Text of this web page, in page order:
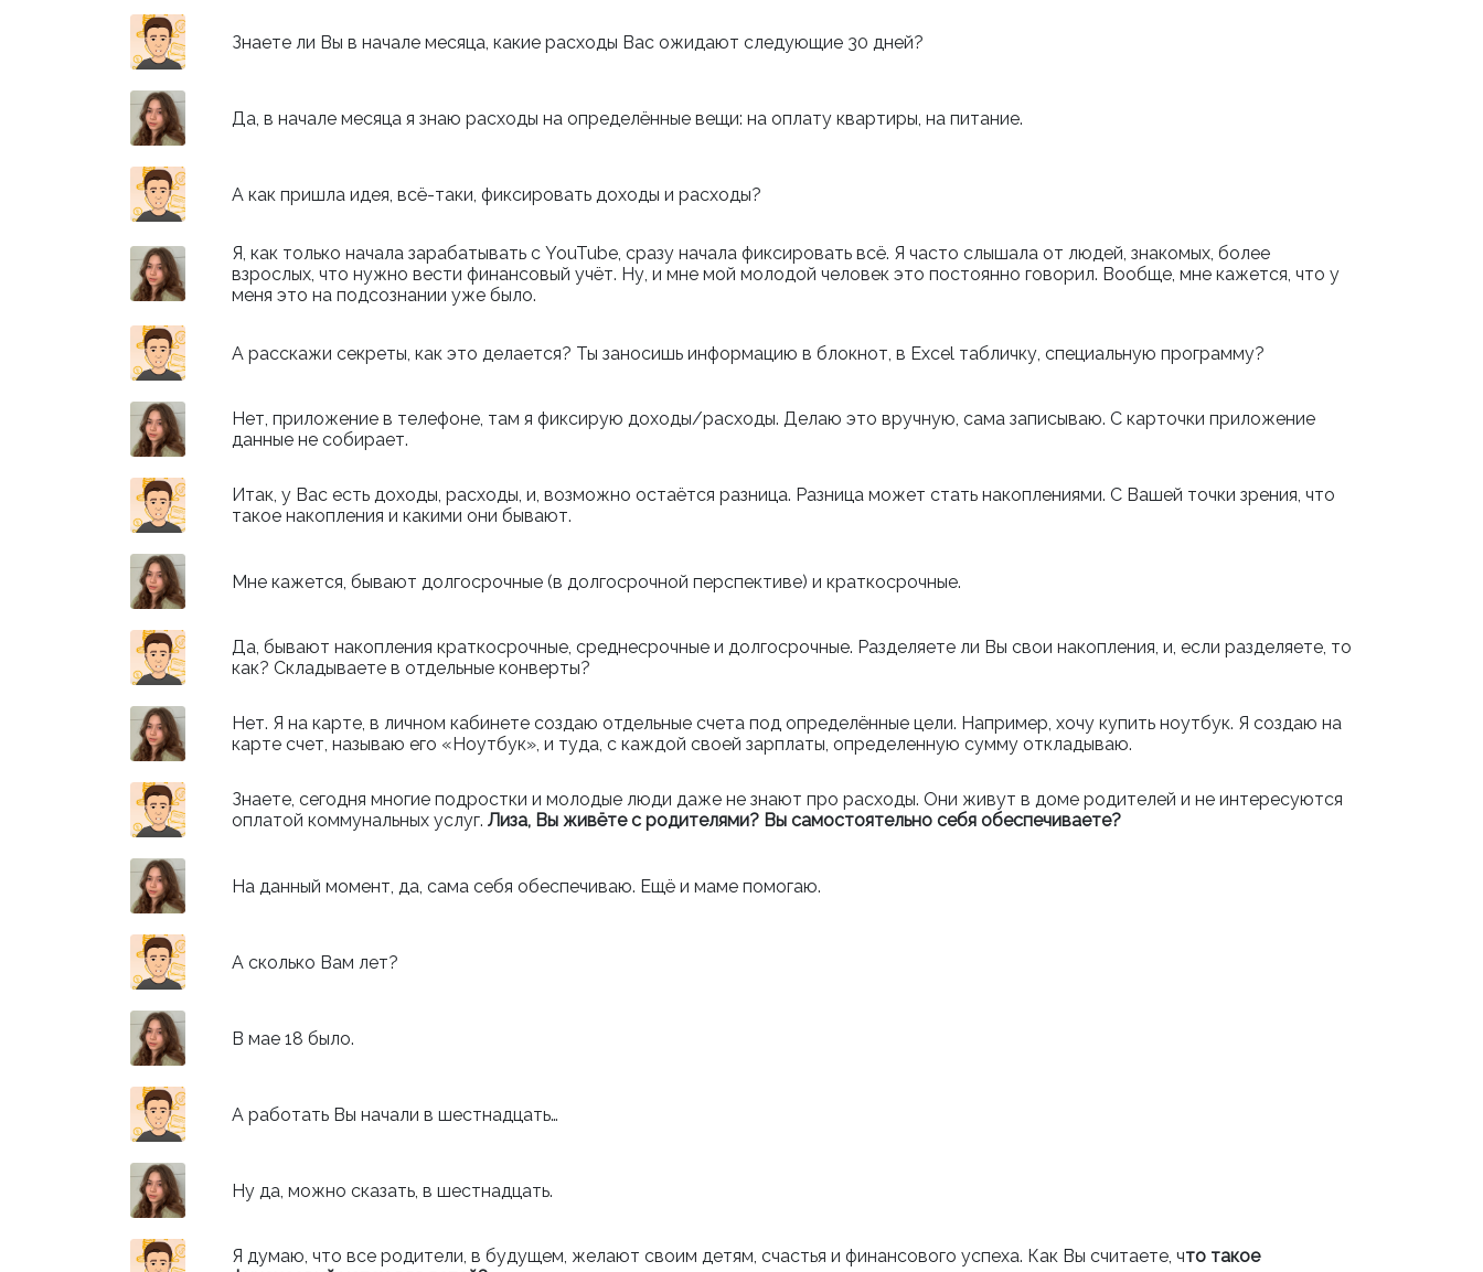
Знаете ли Вы в начале месяца, какие расходы Вас ожидают следующие 30 дней?
Да, в начале месяца я знаю расходы на определённые вещи: на оплату квартиры, на питание.
А как пришла идея, всё-таки, фиксировать доходы и расходы?
Я, как только начала зарабатывать с YouTube, сразу начала фиксировать всё. Я часто слышала от людей, знакомых, более
взрослых, что нужно вести финансовый учёт. Ну, и мне мой молодой человек это постоянно говорил. Вообще, мне кажется, что у
меня это на подсознании уже было.
А расскажи секреты, как это делается? Ты заносишь информацию в блокнот, в Excel табличку, специальную программу?
Нет, приложение в телефоне, там я фиксирую доходы/расходы. Делаю это вручную, сама записываю. С карточки приложение
данные не собирает.
Итак, у Вас есть доходы, расходы, и, возможно остаётся разница. Разница может стать накоплениями. С Вашей точки зрения, что
такое накопления и какими они бывают.
Мне кажется, бывают долгосрочные (в долгосрочной перспективе) и краткосрочные.
Да, бывают накопления краткосрочные, среднесрочные и долгосрочные. Разделяете ли Вы свои накопления, и, если разделяете, то
как? Складываете в отдельные конверты?
Нет. Я на карте, в личном кабинете создаю отдельные счета под определённые цели. Например, хочу купить ноутбук. Я создаю на
карте счет, называю его «Ноутбук», и туда, с каждой своей зарплаты, определенную сумму откладываю.
Знаете, сегодня многие подростки и молодые люди даже не знают про расходы. Они живут в доме родителей и не интересуются
оплатой коммунальных услуг. Лиза, Вы живёте с родителями? Вы самостоятельно себя обеспечиваете?
На данный момент, да, сама себя обеспечиваю. Ещё и маме помогаю.
А сколько Вам лет?
В мае 18 было.
А работать Вы начали в шестнадцать…
Ну да, можно сказать, в шестнадцать.
Я думаю, что все родители, в будущем, желают своим детям, счастья и финансового успеха. Как Вы считаете, что такое